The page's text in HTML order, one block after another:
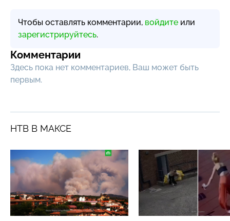
Чтобы оставлять комментарии, войдите или
зарегистрируйтесь.
Комментарии
Здесь пока нет комментариев, Ваш может быть
первым.
НТВ В МАКСЕ